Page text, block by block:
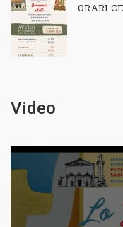
ORARI
Video